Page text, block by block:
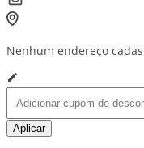
Nenhum endereço
Aplicar